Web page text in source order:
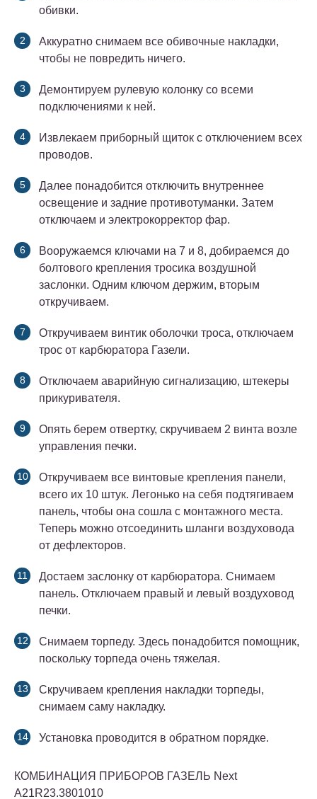
обивки.
Аккуратно снимаем все обивочные накладки,
чтобы не повредить ничего.
Демонтируем рулевую колонку со всеми
подключениями к ней.
Извлекаем приборный щиток с отключением всех
проводов.
Далее понадобится отключить внутреннее
освещение и задние противотуманки. Затем
отключаем и электрокорректор фар.
Вооружаемся ключами на 7 и 8, добираемся до
болтового крепления тросика воздушной
заслонки. Одним ключом держим, вторым
откручиваем.
Откручиваем винтик оболочки троса, отключаем
трос от карбюратора Газели.
Отключаем аварийную сигнализацию, штекеры
прикуривателя.
Опять берем отвертку, скручиваем 2 винта возле
управления печки.
Откручиваем все винтовые крепления панели,
всего их 10 штук. Легонько на себя подтягиваем
панель, чтобы она сошла с монтажного места.
Теперь можно отсоединить шланги воздуховода
от дефлекторов.
Достаем заслонку от карбюратора. Снимаем
панель. Отключаем правый и левый воздуховод
печки.
Снимаем торпеду. Здесь понадобится помощник,
поскольку торпеда очень тяжелая.
Скручиваем крепления накладки торпеды,
снимаем саму накладку.
Установка проводится в обратном порядке.
КОМБИНАЦИЯ ПРИБОРОВ ГАЗЕЛЬ Next
A21R23.3801010